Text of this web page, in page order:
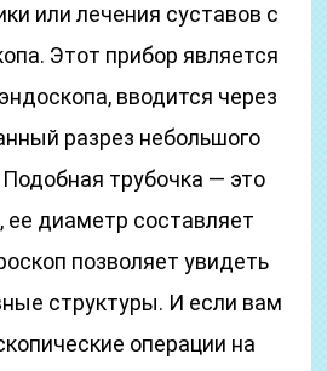
или лечения суставов с
Этот прибор является
вводится через
разрез небольшого
трубочка — это
ее диаметр составляет
позволяет увидеть
структуры. И если вам
операции на